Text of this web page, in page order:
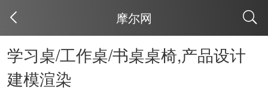
摩尔网
学习桌/工作桌/书桌桌椅,产品设计
建模渲染
取消